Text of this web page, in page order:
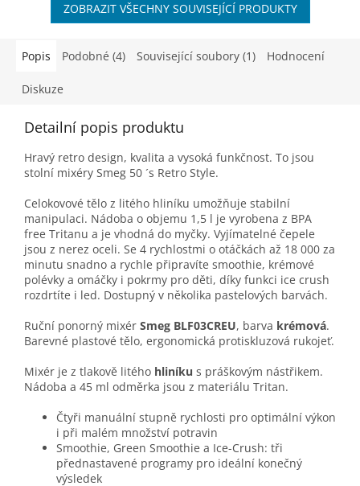
ZOBRAZIT VŠECHNY SOUVISEJÍCÍ PRODUKTY
Popis Podobné (4) Související soubory (1) Hodnocení
Diskuze
Detailní popis produktu
Hravý retro design, kvalita a vysoká funkčnost. To jsou
stolní mixéry Smeg 50 ´s Retro Style.
Celokovové tělo z litého hliníku umožňuje stabilní
manipulaci. Nádoba o objemu 1,5 l je vyrobena z BPA
free Tritanu a je vhodná do myčky. Vyjímatelné čepele
jsou z nerez oceli. Se 4 rychlostmi o otáčkách až 18 000 za
minutu snadno a rychle připravíte smoothie, krémové
polévky a omáčky i pokrmy pro děti, díky funkci ice crush
rozdrtíte i led. Dostupný v několika pastelových barvách.
Ruční ponorný mixér Smeg BLF03CREU, barva krémová.
Barevné plastové tělo, ergonomická protiskluzová rukojeť.
Mixér je z tlakově litého hliníku s práškovým nástřikem.
Nádoba a 45 ml odměrka jsou z materiálu Tritan.
Čtyři manuální stupně rychlosti pro optimální výkon
i při malém množství potravin
Smoothie, Green Smoothie a Ice-Crush: tři
přednastavené programy pro ideální konečný
výsledek